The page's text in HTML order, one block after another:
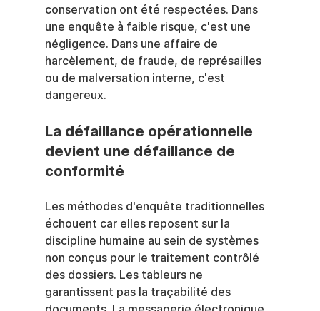
conservation ont été respectées. Dans
une enquête à faible risque, c'est une
négligence. Dans une affaire de
harcèlement, de fraude, de représailles
ou de malversation interne, c'est
dangereux.
La défaillance opérationnelle
devient une défaillance de
conformité
Les méthodes d'enquête traditionnelles
échouent car elles reposent sur la
discipline humaine au sein de systèmes
non conçus pour le traitement contrôlé
des dossiers. Les tableurs ne
garantissent pas la traçabilité des